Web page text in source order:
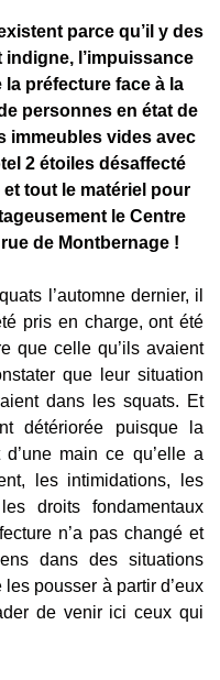
parce qu’il y des
indigne, l’impuissance
préfecture face à la
personnes en état de
immeubles vides avec
2 étoiles désaffecté
et tout le matériel pour
le Centre
de Montbernage !
l’automne dernier, il
pris en charge, ont été
que celle qu’ils avaient
que leur situation
dans les squats. Et
détériorée puisque la
main ce qu’elle a
les intimidations, les
droits fondamentaux
n’a pas changé et
dans des situations
pousser à partir d’eux
de venir ici ceux qui